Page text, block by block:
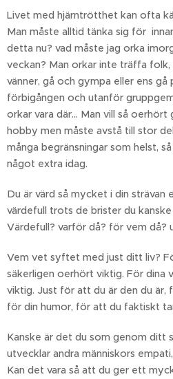
Livet med hjärntrötthet kan ofta
Man måste alltid tänka sig för
detta nu? vad måste jag orka
veckan? Man orkar inte träffa folk,
vänner, gå och gympa eller ens gå
förbigången och utanför
orkar vara där... Man vill så oerhört
hobby men måste avstå till stor
många begränsningar som helst,
något extra idag.
Du är värd så mycket i din
värdefull trots de brister du
Värdefull? varför då? för vem då?
Vem vet syftet med just ditt liv?
säkerligen oerhört viktig. För dina
viktig. Just för att du är den du är,
för din humor, för att du faktiskt
Kanske är det du som genom ditt
utvecklar andra människors
Kan det vara så att du ger ett